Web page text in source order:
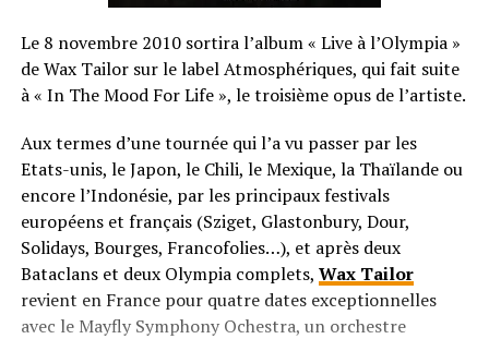
Le 8 novembre 2010 sortira l’album « Live à l’Olympia »
de Wax Tailor sur le label Atmosphériques, qui fait suite
à « In The Mood For Life », le troisième opus de l’artiste.
Aux termes d’une tournée qui l’a vu passer par les
Etats-unis, le Japon, le Chili, le Mexique, la Thaïlande ou
encore l’Indonésie, par les principaux festivals
européens et français (Sziget, Glastonbury, Dour,
Solidays, Bourges, Francofolies…), et après deux
Bataclans et deux Olympia complets, Wax Tailor
revient en France pour quatre dates exceptionnelles
avec le Mayfly Symphony Ochestra, un orchestre